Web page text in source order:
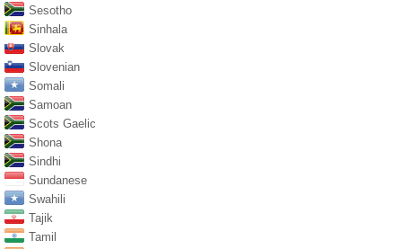
Sesotho
Sinhala
Slovak
Slovenian
Somali
Samoan
Scots Gaelic
Shona
Sindhi
Sundanese
Swahili
Tajik
Tamil